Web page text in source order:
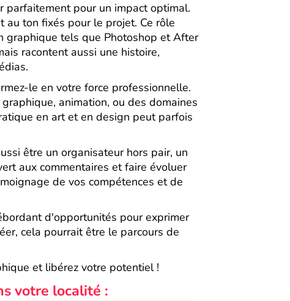
parfaitement pour un impact optimal.
au ton fixés pour le projet. Ce rôle
graphique tels que Photoshop et After
racontent aussi une histoire,
le en votre force professionnelle.
animation, ou des domaines
en art et en design peut parfois
être un organisateur hors pair, un
aux commentaires et faire évoluer
de vos compétences et de
d'opportunités pour exprimer
cela pourrait être le parcours de
et libérez votre potentiel !
votre localité :